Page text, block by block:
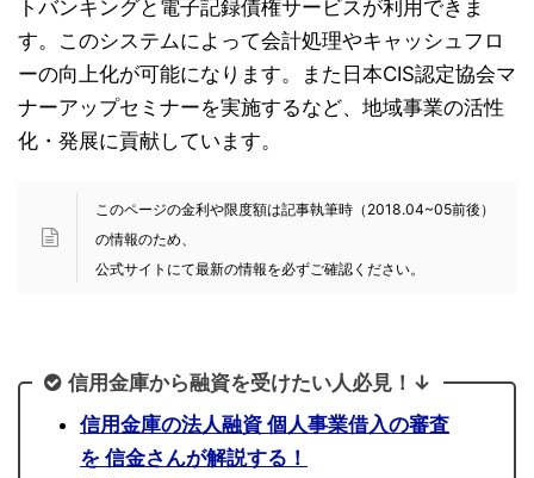
トバンキングと電子記録債権サービスが利用できま
す。このシステムによって会計処理やキャッシュフロ
ーの向上化が可能になります。また日本CIS認定協会マ
ナーアップセミナーを実施するなど、地域事業の活性
化・発展に貢献しています。
このページの金利や限度額は記事執筆時（2018.04~05前後）
の情報のため、
公式サイトにて最新の情報を必ずご確認ください。
信用金庫から融資を受けたい人必見！↓
信用金庫の法人融資 個人事業借入の審査
を 信金さんが解説する！